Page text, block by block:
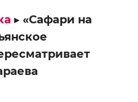
▸ «Сафари на